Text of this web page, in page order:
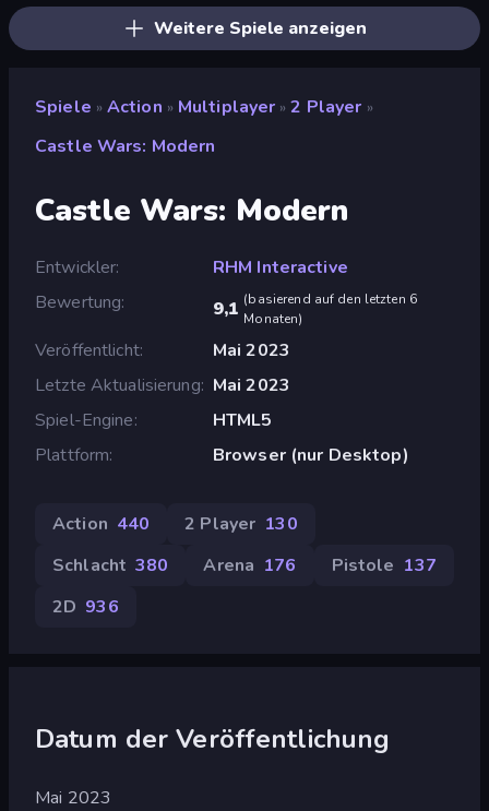
Weitere Spiele anzeigen
Spiele » Action » Multiplayer » 2 Player »
Castle Wars: Modern
Castle Wars: Modern
Entwickler
RHM Interactive
Bewertung
9,1 (basierend auf den letzten 6
Monaten)
Veröffentlicht
Mai 2023
Letzte Aktualisierung Mai 2023
Spiel-Engine
HTML5
Plattform
Browser (nur Desktop)
Action 440 2 Player 130
Schlacht 380 Arena 176 Pistole 137
2D 936
Datum der Veröffentlichung
Mai 2023